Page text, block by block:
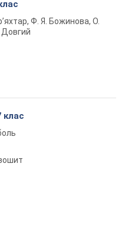
Ф. Я. Божинова, О.
Довгий
клас